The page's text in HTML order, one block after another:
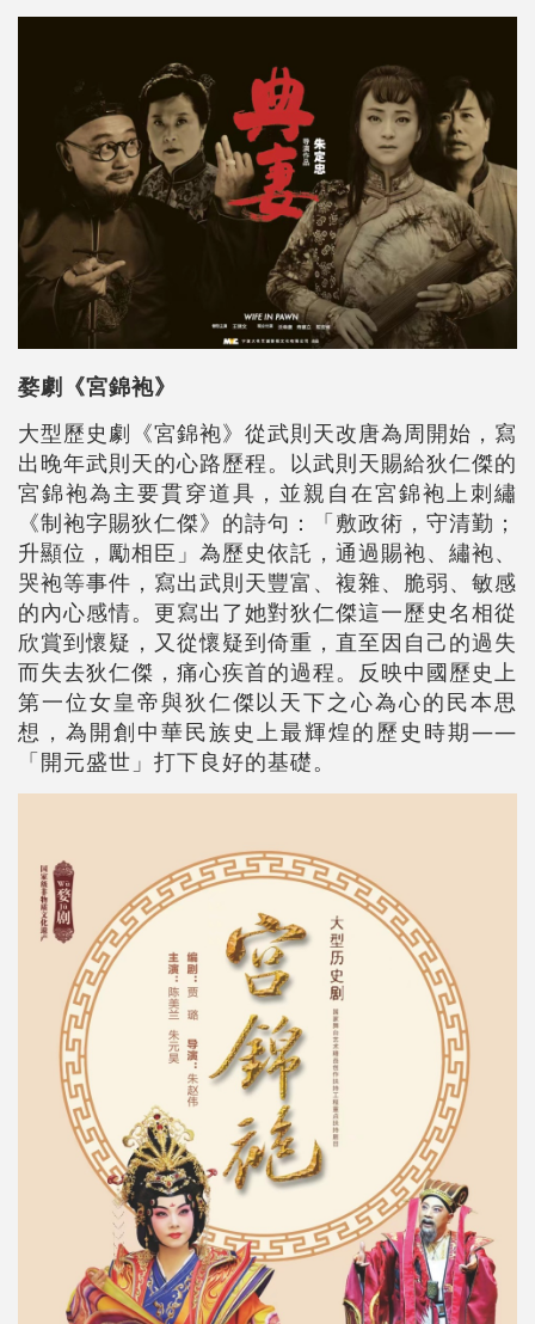
婺劇《宮錦袍》
大型歷史劇《宮錦袍》從武則天改唐為周開始，寫
出晚年武則天的心路歷程。以武則天賜給狄仁傑的
宮錦袍為主要貫穿道具，並親自在宮錦袍上刺繡
《制袍字賜狄仁傑》的詩句：「敷政術，守清勤；
升顯位，勵相臣」為歷史依託，通過賜袍、繡袍、
哭袍等事件，寫出武則天豐富、複雜、脆弱、敏感
的內心感情。更寫出了她對狄仁傑這一歷史名相從
欣賞到懷疑，又從懷疑到倚重，直至因自己的過失
而失去狄仁傑，痛心疾首的過程。反映中國歷史上
第一位女皇帝與狄仁傑以天下之心為心的民本思
想，為開創中華民族史上最輝煌的歷史時期——
「開元盛世」打下良好的基礎。